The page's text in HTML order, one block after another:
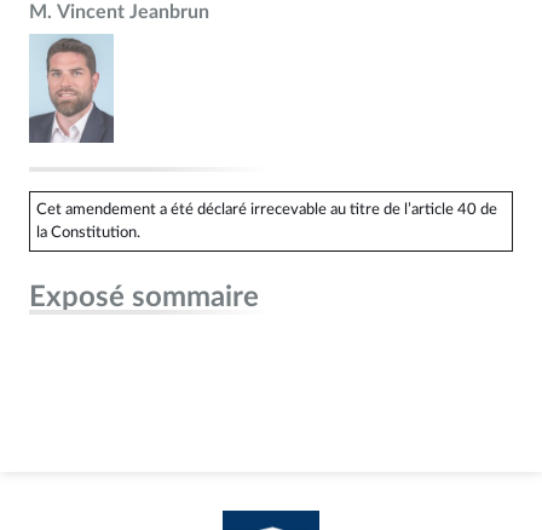
M. Vincent Jeanbrun
Cet amendement a été déclaré irrecevable au titre de l’article 40 de
la Constitution.
Exposé sommaire